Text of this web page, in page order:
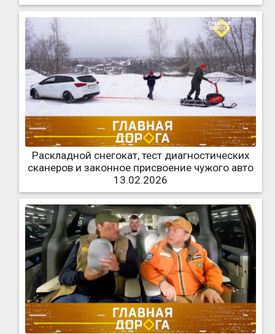
Раскладной снегокат, тест диагностических
сканеров и законное присвоение чужого авто
13.02.2026